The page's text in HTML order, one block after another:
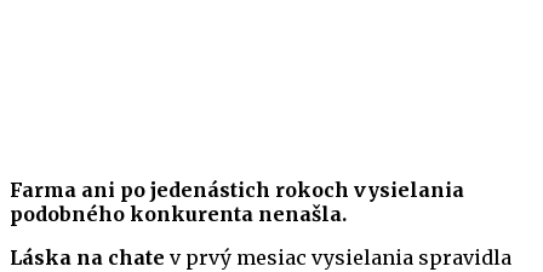
Farma ani po jedenástich rokoch vysielania
podobného konkurenta nenašla.
Láska na chate v prvý mesiac vysielania spravidla